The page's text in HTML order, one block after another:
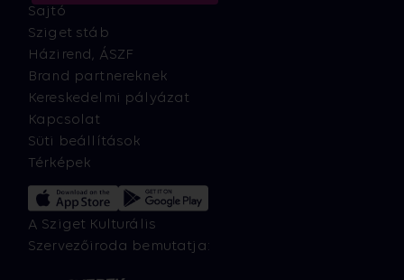
Sajtó
Sziget stáb
Házirend, ÁSZF
Brand partnereknek
Kereskedelmi pályázat
Kapcsolat
Süti beállítások
Térképek
A Sziget Kulturális
Szervezőiroda bemutatja: